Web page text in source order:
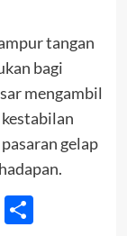
tangan
bagi
mengambil
gelap
Share